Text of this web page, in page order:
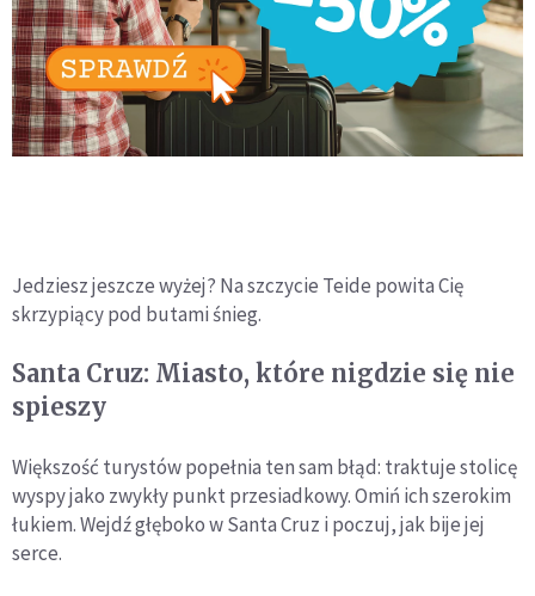
Jedziesz jeszcze wyżej? Na szczycie Teide powita Cię
skrzypiący pod butami śnieg.
Santa Cruz: Miasto, które nigdzie się nie
spieszy
Większość turystów popełnia ten sam błąd: traktuje stolicę
wyspy jako zwykły punkt przesiadkowy. Omiń ich szerokim
łukiem. Wejdź głęboko w Santa Cruz i poczuj, jak bije jej
serce.